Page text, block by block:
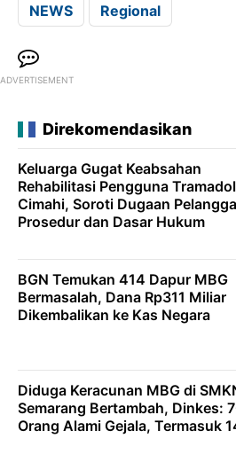
NEWS Regional
ADVERTISEMENT
Direkomendasikan
Keluarga Gugat Keabsahan
Rehabilitasi Pengguna
Cimahi, Soroti Dugaan
Prosedur dan Dasar Hukum
BGN Temukan 414 Dapur MBG
Bermasalah, Dana Rp311 Miliar
Dikembalikan ke Kas Negara
Diduga Keracunan MBG di
Semarang Bertambah, Dinkes:
Orang Alami Gejala, Termasuk